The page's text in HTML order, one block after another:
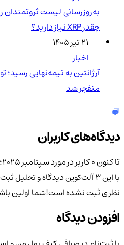
چقدر XRP نیاز دارید؟
۲۱ تیر ۱۴۰۵
اخبار
منفجر شد
دیدگاه‌های کاربران
تا کنون 0 کاربر در مورد
با این ۳ آلت‌کوین
دیدگاه و تحلیل ثبت
نظری ثبت نشده است!شما اولین
افزودن دیدگاه